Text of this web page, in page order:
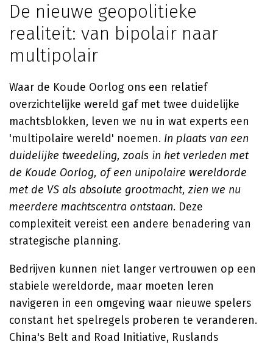
De nieuwe geopolitieke
realiteit: van bipolair naar
multipolair
Waar de Koude Oorlog ons een relatief
overzichtelijke wereld gaf met twee duidelijke
machtsblokken, leven we nu in wat experts een
'multipolaire wereld' noemen. In plaats van een
duidelijke tweedeling, zoals in het verleden met
de Koude Oorlog, of een unipolaire wereldorde
met de VS als absolute grootmacht, zien we nu
meerdere machtscentra ontstaan. Deze
complexiteit vereist een andere benadering van
strategische planning.
Bedrijven kunnen niet langer vertrouwen op een
stabiele wereldorde, maar moeten leren
navigeren in een omgeving waar nieuwe spelers
constant het spelregels proberen te veranderen.
China's Belt and Road Initiative, Ruslands